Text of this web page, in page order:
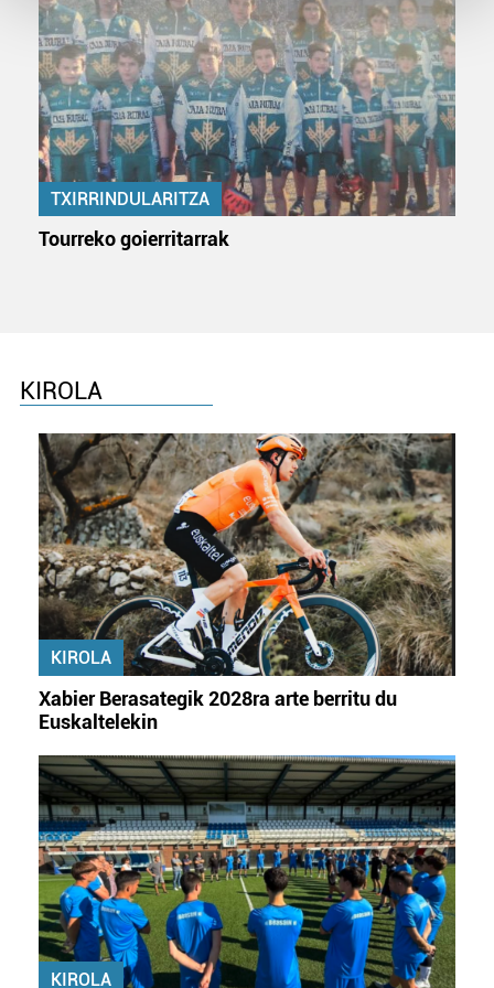
Guk eta gure bazkideek zure datu pertsonalak
prozesatzen ditugu, zure IP zenbakia, besteak beste,
teknologia erabiliz, cookieak adibidez, iragarki eta eduki
pertsonalizatuak eskaintzeko, iragarkiak eta edukia
neurtzeko, jendeari buruzko informazioa biltzeko eta
produktuak garatzeko. Zure datuak nork eta zertarako
erabiltzen dituen hauta dezakezu.
buruzko informazio gehiago eta ezarri zure lehentasunak
datuen atalean. Edozein unetan alda edo ken dezakezu
zure baimena Cookieen adierazpenean.
Webgune honek cookie propioak eta hirugarrenen cookie-
fitxategiak erabiltzen ditu. Zure esperientzia eta
zerbitzuak hobetzeko asmoz, cookie teknologiaz
baliatzen gara. Ohar hau onartuz gero, teknologia hori
erabiltzeko baimen esplizitua ematen diguzu.Gehiago
TXIRRINDULARITZA
Tourreko goierritarrak
KIROLA
KIROLA
Xabier Berasategik 2028ra arte berritu du
Euskaltelekin
KIROLA